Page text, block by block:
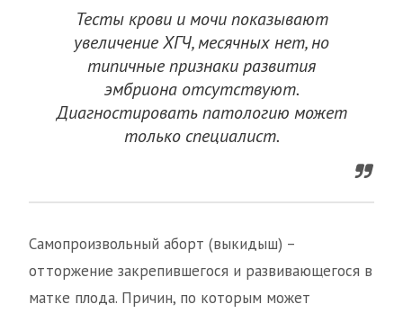
Тесты крови и мочи показывают
увеличение ХГЧ, месячных нет, но
типичные признаки развития
эмбриона отсутствуют.
Диагностировать патологию может
только специалист.
Самопроизвольный аборт (выкидыш) –
отторжение закрепившегося и развивающегося в
матке плода. Причин, по которым может